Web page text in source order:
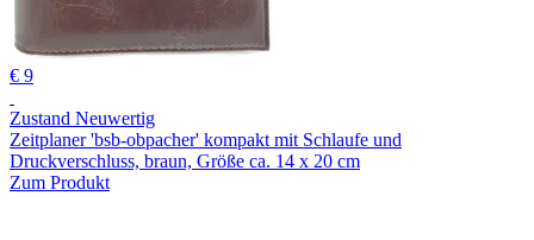
€ 9
Zustand Neuwertig
Zeitplaner 'bsb-obpacher' kompakt mit Schlaufe und
Druckverschluss, braun, Größe ca. 14 x 20 cm
Zum Produkt